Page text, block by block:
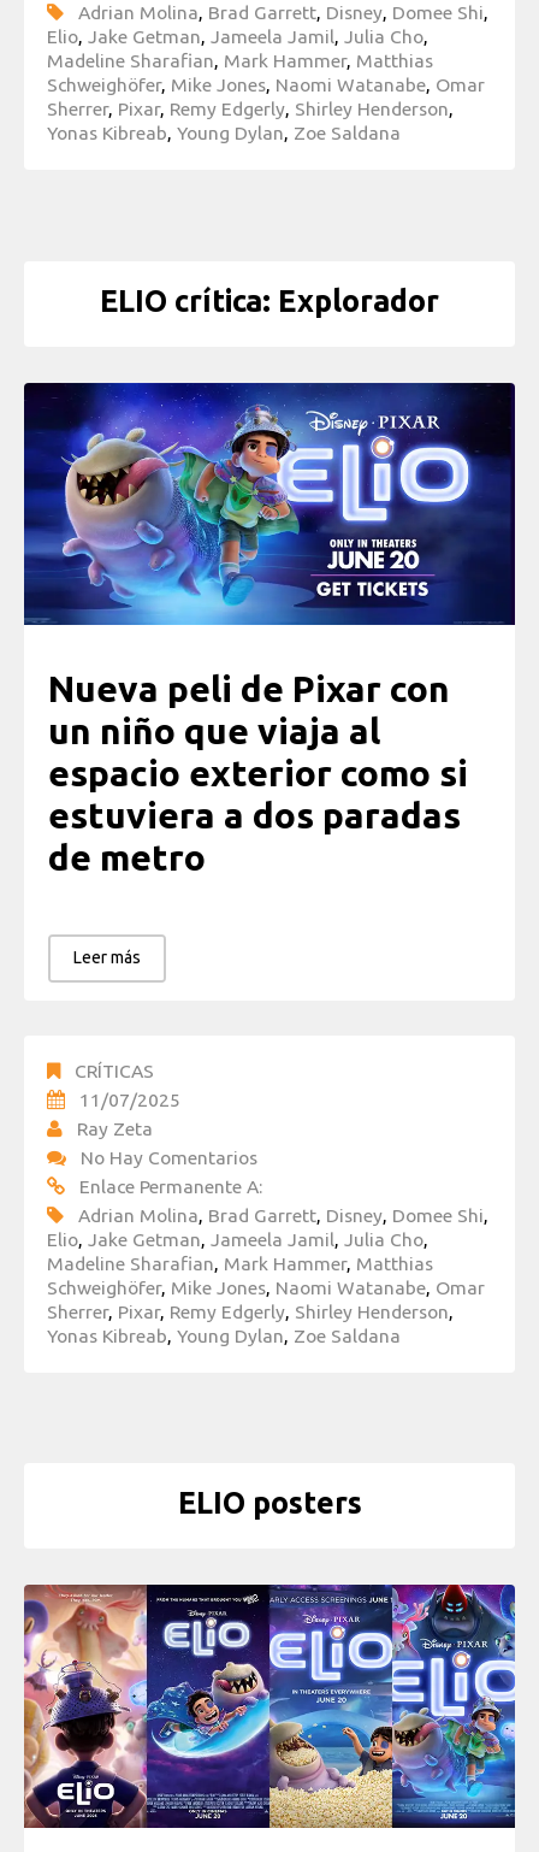
Adrian Molina, Brad Garrett, Disney, Domee Shi,
Elio, Jake Getman, Jameela Jamil, Julia Cho,
Madeline Sharafian, Mark Hammer, Matthias
Schweighöfer, Mike Jones, Naomi Watanabe, Omar
Sherrer, Pixar, Remy Edgerly, Shirley Henderson,
Yonas Kibreab, Young Dylan, Zoe Saldana
ELIO crítica: Explorador
Nueva peli de Pixar con
un niño que viaja al
espacio exterior como si
estuviera a dos paradas
de metro
Leer más
CRÍTICAS
11/07/2025
Ray Zeta
No Hay Comentarios
Enlace Permanente A:
Adrian Molina, Brad Garrett, Disney, Domee Shi,
Elio, Jake Getman, Jameela Jamil, Julia Cho,
Madeline Sharafian, Mark Hammer, Matthias
Schweighöfer, Mike Jones, Naomi Watanabe, Omar
Sherrer, Pixar, Remy Edgerly, Shirley Henderson,
Yonas Kibreab, Young Dylan, Zoe Saldana
ELIO posters